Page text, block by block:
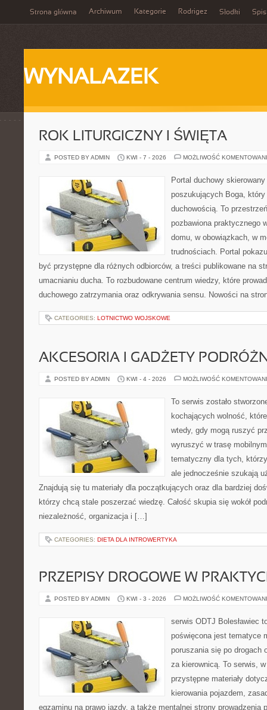
Strona główna Archiwum Kategorie Rodrigez Słodki Spis
WYNALAZEK
ROK LITURGICZNY I ŚWIĘTA
POSTED BY ADMIN KWI - 7 - 2026 MOŻLIWOŚĆ
Portal duchowy
poszukujących Boga,
duchowością. To
pozbawiona praktycznego
domu, w obowiązkach, w
trudnościach. Portal
być przystępne dla różnych odbiorców, a treści publikowane na
umacnianiu ducha. To rozbudowane centrum wiedzy, które
duchowego zatrzymania oraz odkrywania sensu. Nowości na
CATEGORIES: LOTNICTWO WOJSKOWE
AKCESORIA I GADŻETY
POSTED BY ADMIN KWI - 4 - 2026 MOŻLIWOŚĆ
To serwis zostało
kochających wolność,
wtedy, gdy mogą ruszyć
wyruszyć w trasę
tematyczny dla tych,
ale jednocześnie szukają
Znajdują się tu materiały dla początkujących oraz dla bardziej
którzy chcą stale poszerzać wiedzę. Całość skupia się wokół
niezależność, organizacja i […]
CATEGORIES: DIETA DLA INTROWERTYKA
PRZEPISY DROGOWE W
POSTED BY ADMIN KWI - 3 - 2026 MOŻLIWOŚĆ
serwis ODTJ Bolesławiec
poświęcona jest tematyce
poruszania się po drogach
za kierownicą. To serwis,
przystępne materiały
kierowania pojazdem,
egzaminu na prawo jazdy, a także mentalnej strony prowadzenia